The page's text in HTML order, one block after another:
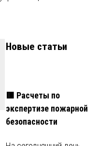
Новые статьи
🟥 Расчеты по
экспертизе пожарной
безопасности